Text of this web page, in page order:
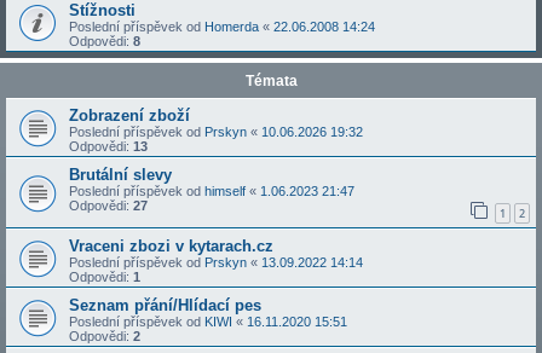
Stížnosti
Poslední příspěvek od Homerda « 22.06.2008 14:24
Odpovědi: 8
Témata
Zobrazení zboží
Poslední příspěvek od Prskyn « 10.06.2026 19:32
Odpovědi: 13
Brutální slevy
Poslední příspěvek od himself « 1.06.2023 21:47
Odpovědi: 27 1 2
Vraceni zbozi v kytarach.cz
Poslední příspěvek od Prskyn « 13.09.2022 14:14
Odpovědi: 1
Seznam přání/Hlídací pes
Poslední příspěvek od KIWI « 16.11.2020 15:51
Odpovědi: 2